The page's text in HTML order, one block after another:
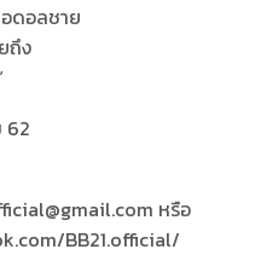
ดอลชาย
ถึง
62
หรือ
BB21.official/